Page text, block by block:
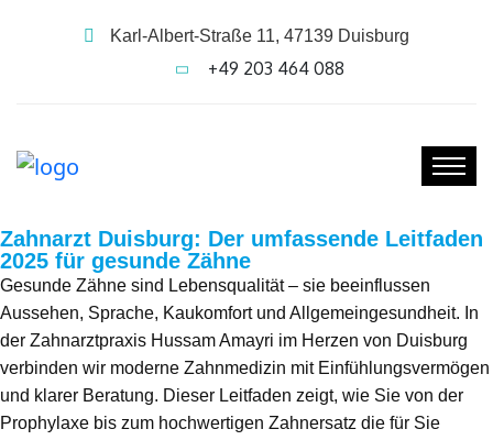
Karl-Albert-Straße 11, 47139 Duisburg
+49 203 464 088
Zahnarzt Duisburg: Der umfassende Leitfaden
2025 für gesunde Zähne
Gesunde Zähne sind Lebensqualität – sie beeinflussen
Aussehen, Sprache, Kaukomfort und Allgemeingesundheit. In
der Zahnarztpraxis Hussam Amayri im Herzen von Duisburg
verbinden wir moderne Zahnmedizin mit Einfühlungsvermögen
und klarer Beratung. Dieser Leitfaden zeigt, wie Sie von der
Prophylaxe bis zum hochwertigen Zahnersatz die für Sie